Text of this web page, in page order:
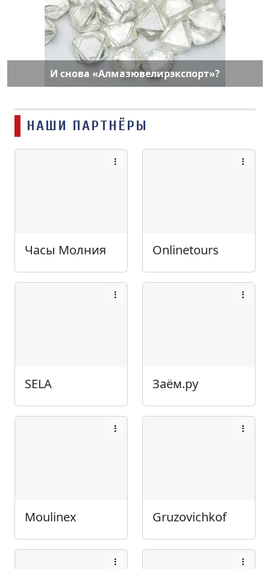
И снова «Алмазювелирэкспорт»?
НАШИ ПАРТНЁРЫ
Часы Молния Onlinetours
SELA Заём.ру
Moulinex Gruzovichkof